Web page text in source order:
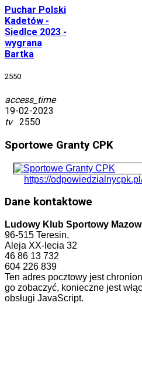
Puchar Polski
Kadetów -
Siedlce 2023 -
wygrana
Bartka
2550
access_time
19-02-2023
tv2550
Sportowe Granty CPK
https://
Dane kontaktowe
Ludowy Klub Sportowy
96-515 Teresin,
Aleja XX-lecia 32
46 86 13 732
604 226 839
Ten adres pocztowy jest
go zobaczyć, konieczne jest
obsługi JavaScript.